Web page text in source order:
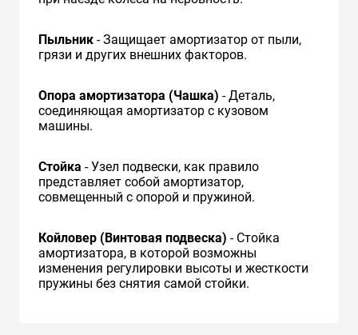
Пыльник - Защищает амортизатор от пыли,
грязи и других внешних факторов.
Опора амортизатора (Чашка) - Деталь,
соединяющая амортизатор с кузовом
машины.
Стойка - Узел подвески, как правило
представляет собой амортизатор,
совмещенный с опорой и пружиной.
Койловер (Винтовая подвеска) - Стойка
амортизатора, в которой возможны
изменения регулировки высоты и жесткости
пружины без снятия самой стойки.